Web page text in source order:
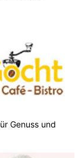
Genuss und